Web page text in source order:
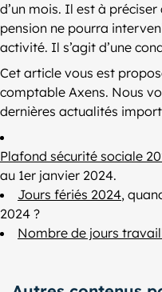
d’un mois. Il est à
pension ne pourra
activité. Il s’agit d’une
Cet article vous est
comptable Axens. Nous
dernières actualités
Plafond sécurité sociale
au 1er janvier 2024.
Jours fériés 2024,
2024 ?
Nombre de jours